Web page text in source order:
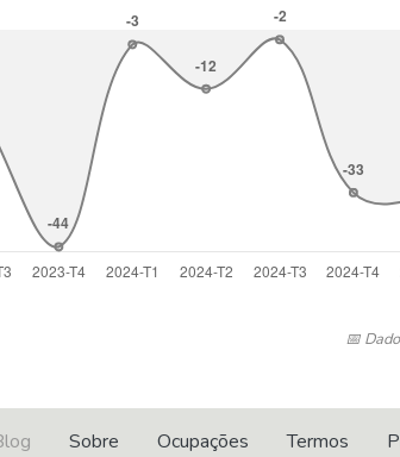
📅
Sobre Ocupações Termos